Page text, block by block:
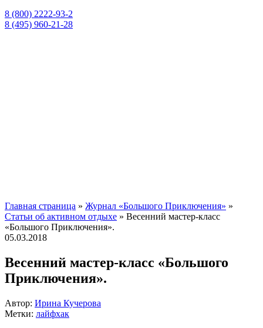
8 (800) 2222-93-2
8 (495) 960-21-28
Главная страница » Журнал «Большого Приключения» »
Статьи об активном отдыхе » Весенний мастер-класс
«Большого Приключения».
05.03.2018
Весенний мастер-класс «Большого
Приключения».
Автор: Ирина Кучерова
Метки: лайфхак